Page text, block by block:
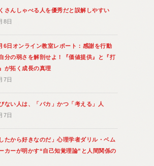
さんしゃべる人を優秀だと誤解しやすい
8日
6日オンライン教室レポート：感謝を行動
分の弱さを解剖せよ！『価値提供』と『打
が拓く成長の真理
7日
ない人は、「バカ」かつ「考える」人
7日
たから好きなのだ」心理学者ダリル・ベム
カーが明かす“自己知覚理論”と人間関係の